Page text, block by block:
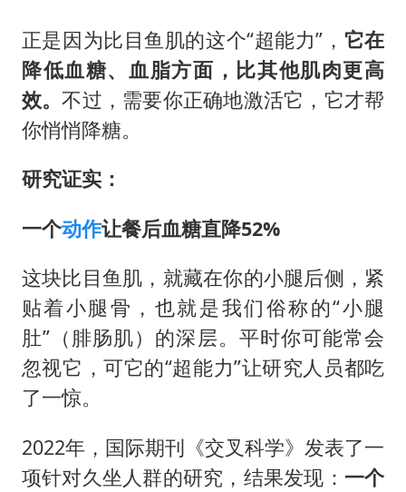
正是因为比目鱼肌的这个“超能力”， 它在
降低血糖、血脂方面，比其他肌肉更高
效。不过，需要你正确地激活它，它才帮
你悄悄降糖。
研究证实：
一个动作让餐后血糖直降52%
这块比目鱼肌，就藏在你的小腿后侧，紧
贴着小腿骨，也就是我们俗称的“小腿
肚”（腓肠肌）的深层。平时你可能常会
忽视它，可它的“超能力”让研究人员都吃
了一惊。
2022年，国际期刊《交叉科学》发表了一
项针对久坐人群的研究，结果发现： 一个